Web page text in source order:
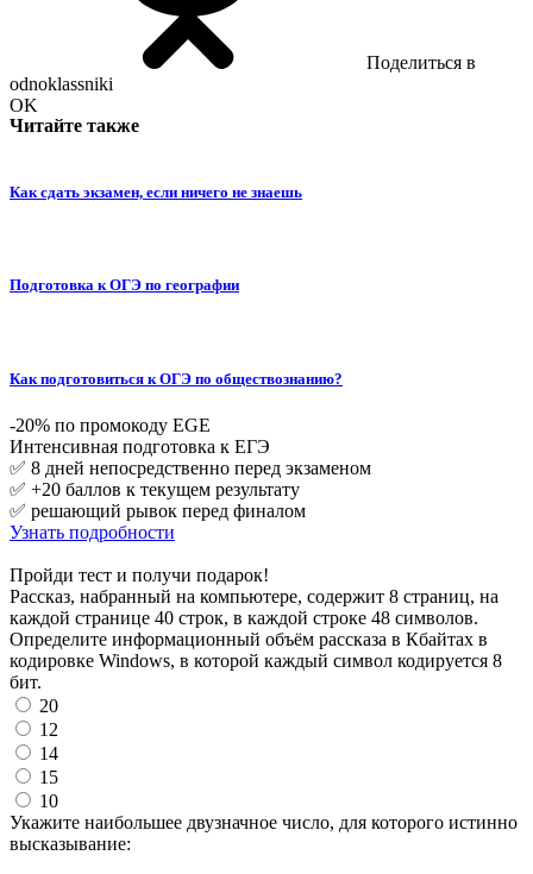
Поделиться в
odnoklassniki
OK
Читайте также
Как сдать экзамен, если ничего не знаешь
Подготовка к ОГЭ по географии
Как подготовиться к ОГЭ по обществознанию?
-20% по промокоду EGE
Интенсивная подготовка к ЕГЭ
✅ 8 дней непосредственно перед экзаменом
✅ +20 баллов к текущем результату
✅ решающий рывок перед финалом
Узнать подробности
Пройди тест и получи подарок!
Рассказ, набранный на компьютере, содержит 8 страниц, на
каждой странице 40 строк, в каждой строке 48 символов.
Определите информационный объём рассказа в Кбайтах в
кодировке Windows, в которой каждый символ кодируется 8
бит.
20
12
14
15
10
Укажите наибольшее двузначное число, для которого истинно
высказывание: